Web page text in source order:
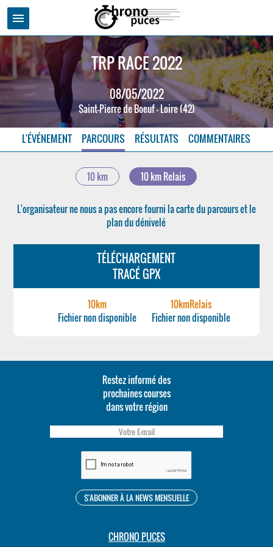
menu
TRP RACE 2022
08/05/2022
Saint-Pierre de Boeuf - Loire (42)
L'ÉVÉNEMENT PARCOURS RÉSULTATS COMMENTAIRES
10 km 10 km Relais
L'organisateur ne nous a pas encore fourni la carte du parcours et le
plan du dénivelé
TÉLÉCHARGEMENT
TRACÉ GPX
10km
Fichier non disponible
10kmRelais
Fichier non disponible
Restez informé des
prochaines courses
dans votre région
CHRONO PUCES